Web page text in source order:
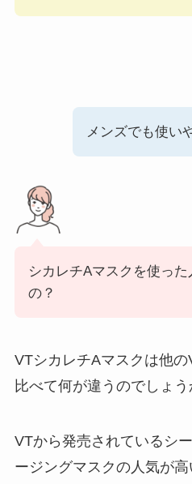
メンズでも使い
シカレチAマスクを使っ
の？
VTシカレチAマスクは他
比べて何が違うのでしょう
VTから発売されているシ
ージングマスクの人気が